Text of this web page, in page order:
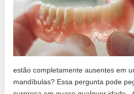
estão completamente ausentes em
mandíbulas? Essa pergunta pode